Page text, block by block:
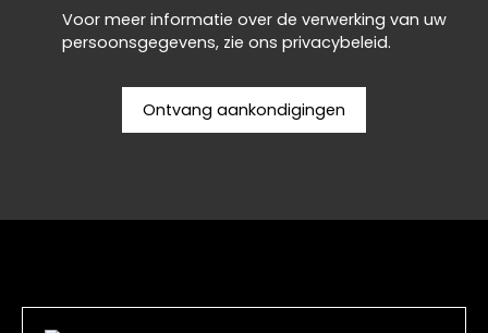
Voor meer informatie over de verwerking van uw
persoonsgegevens, zie ons privacybeleid.
Ontvang aankondigingen